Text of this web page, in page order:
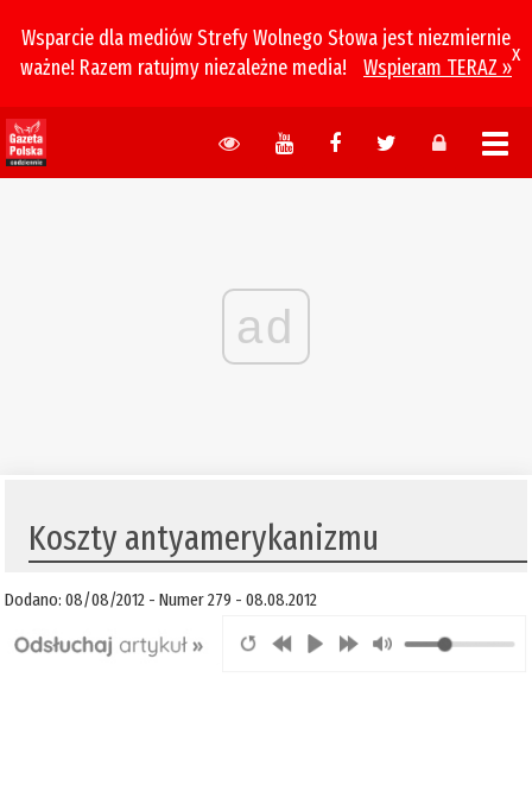
Wsparcie dla mediów Strefy Wolnego Słowa jest niezmiernie
ważne! Razem ratujmy niezależne media!
Wspieram TERAZ »
x
ad
Koszty antyamerykanizmu
Dodano: 08/08/2012 - Numer 279 - 08.08.2012